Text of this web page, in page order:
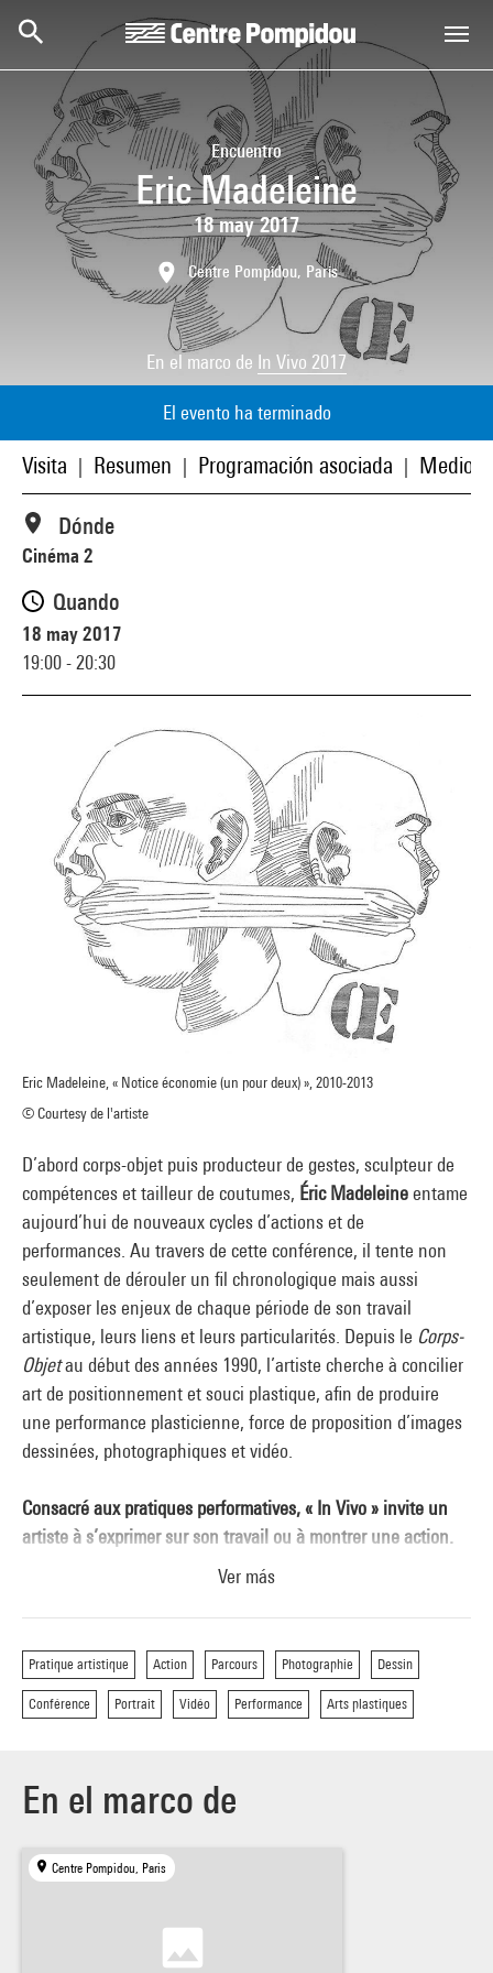
Skip to main content
Centre Pompidou
Encuentro
Eric Madeleine
18 may 2017
Centre Pompidou, Paris
En el marco de In Vivo 2017
El evento ha terminado
Visita Resumen Programación asociada Medios
Eric Madeleine, « Notice économie (un pour deux) », 2010-2013
© Courtesy de l'artiste
D’abord corps-objet puis producteur de gestes, sculpteur de
compétences et tailleur de coutumes, Éric Madeleineentame
aujourd’hui de nouveaux cycles d’actions et de
performances. Au travers de cette conférence, il tente non
seulement de dérouler un fil chronologique mais aussi
d’exposer les enjeux de chaque période de son travail
artistique, leurs liens et leurs particularités. Depuis le Corps-
Objetau début des années 1990, l’artiste cherche à concilier
art de positionnement et souci plastique, afin de produire
une performance plasticienne, force de proposition d’images
dessinées, photographiques et vidéo.
Consacré aux pratiques performatives, « In Vivo » invite un
artiste à s’exprimer sur son travail ou à montrer une action.
Ver más
Pratique artistique Action Parcours Photographie Dessin
Conférence Portrait Vidéo Performance Arts plastiques
Dónde
Cinéma 2
Quando
18 may 2017
19:00 - 20:30
En el marco de
Centre Pompidou, Paris